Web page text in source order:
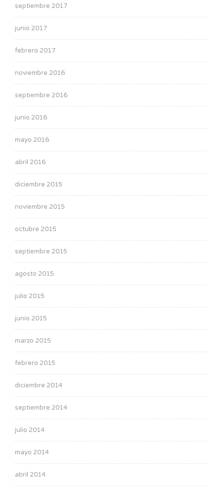
septiembre 2017
junio 2017
febrero 2017
noviembre 2016
septiembre 2016
junio 2016
mayo 2016
abril 2016
diciembre 2015
noviembre 2015
octubre 2015
septiembre 2015
agosto 2015
julio 2015
junio 2015
marzo 2015
febrero 2015
diciembre 2014
septiembre 2014
julio 2014
mayo 2014
abril 2014